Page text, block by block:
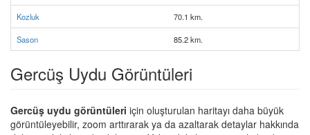
Kozluk 70.1 km.
Sason 85.2 km.
Gercüş Uydu Görüntüleri
Gercüş uydu görüntüleri için oluşturulan haritayı daha büyük
görüntüleyebilir, zoom arttırarak ya da azaltarak detaylar hakkında